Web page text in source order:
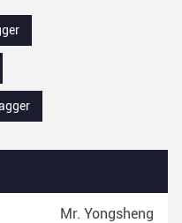
Mr. Yongsheng